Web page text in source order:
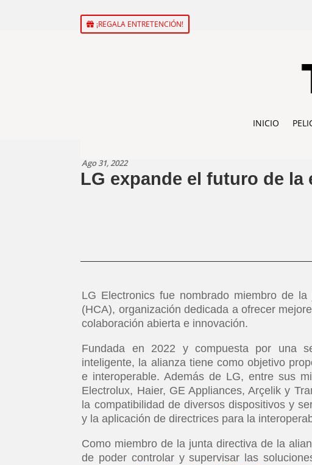
¡REGALA ENTRETENCIÓN!
INICIO
Ago 31, 2022
LG expande el futuro de
LG Electronics fue nombrado miembro de
(HCA), organización dedicada a ofrecer
colaboración abierta e innovación.
Fundada en 2022 y compuesta por una
inteligente, la alianza tiene como objetivo
e interoperable. Además de LG, entre sus
Electrolux, Haier, GE Appliances, Arçelik y
la compatibilidad de diversos dispositivos y
y la aplicación de directrices para la
Como miembro de la junta directiva de la
de poder controlar y supervisar las